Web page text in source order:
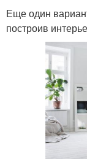
Еще один
построив